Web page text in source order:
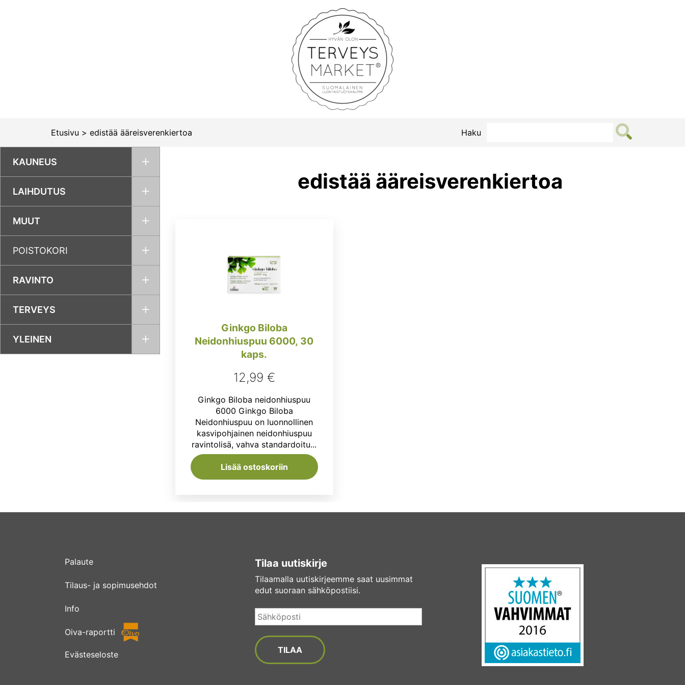
Terveysmarket
Etusivu > edistää ääreisverenkiertoa Haku
KAUNEUS
LAIHDUTUS
MUUT
POISTOKORI
RAVINTO
TERVEYS
YLEINEN
edistää ääreisverenkiertoa
Ginkgo Biloba
Neidonhiuspuu 6000, 30
kaps.
12,99 €
Ginkgo Biloba neidonhiuspuu
6000 Ginkgo Biloba
Neidonhiuspuu on luonnollinen
kasvipohjainen neidonhiuspuu
ravintolisä, vahva standardoitu...
Lisää ostoskoriin
Palaute
Tilaus- ja sopimusehdot
Info
Oiva-raportti
Evästeseloste
Tilaa uutiskirje
Tilaamalla uutiskirjeemme saat uusimmat
edut suoraan sähköpostiisi.
Sähköposti